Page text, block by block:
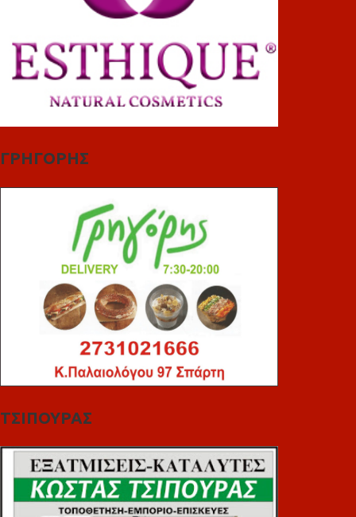
ΓΡΗΓΟΡΗΣ
ΤΣΙΠΟΥΡΑΣ